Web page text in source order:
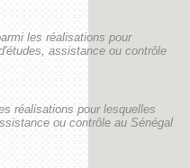
les réalisations pour
assistance ou contrôle
réalisations pour lesquelles
ou contrôle au Sénégal